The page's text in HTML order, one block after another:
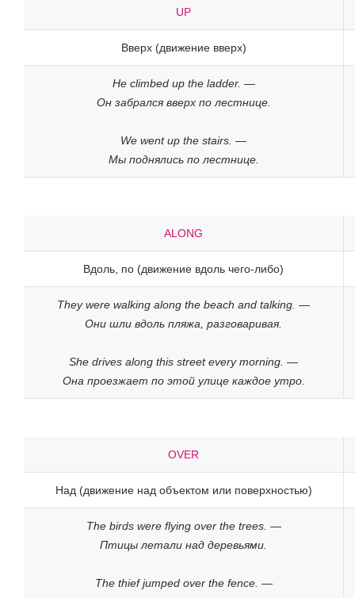
UP
Вверх (движение вверх)
He climbed up the ladder. —
Он забрался вверх по лестнице.
We went up the stairs. —
Мы поднялись по лестнице.
ALONG
Вдоль, по (движение вдоль чего-либо)
They were walking along the beach and talking. —
Они шли вдоль пляжа, разговаривая.
She drives along this street every morning. —
Она проезжает по этой улице каждое утро.
OVER
Над (движение над объектом или поверхностью)
The birds were flying over the trees. —
Птицы летали над деревьями.
The thief jumped over the fence. —